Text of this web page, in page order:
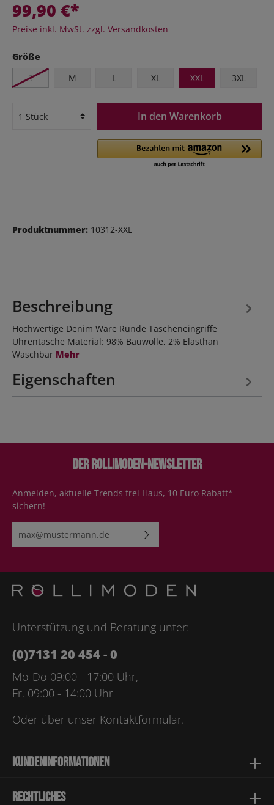
99,90 €*
Preise inkl. MwSt. zzgl. Versandkosten
Größe
S
M L XL XXL 3XL
In den Warenkorb
Produktnummer: 10312-XXL
Beschreibung
Hochwertige Denim Ware Runde Tascheneingriffe
Uhrentasche Material: 98% Bauwolle, 2% Elasthan
Waschbar Mehr
Eigenschaften
Der Rollimoden-Newsletter
Anmelden, aktuelle Trends frei Haus, 10 Euro Rabatt*
sichern!
Bitte geben Sie die abgebildeten Zeichen ein*
Unterstützung und Beratung unter:
(0)7131 20 454 - 0
Mo-Do 09:00 - 17:00 Uhr,
Fr. 09:00 - 14:00 Uhr
Oder über unser Kontaktformular.
Kundeninformationen
Rechtliches